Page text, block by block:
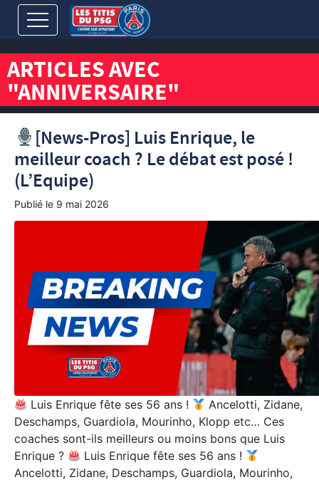
ARTICLES AVEC
"ANNIVERSAIRE"
[News-Pros] Luis Enrique, le
meilleur coach ? Le débat est posé !
(L’Equipe)
Publié le 9 mai 2026
Luis Enrique fête ses 56 ans !
Ancelotti, Zidane,
Deschamps, Guardiola, Mourinho, Klopp etc… Ces
coaches sont-ils meilleurs ou moins bons que Luis
Enrique ?
Luis Enrique fête ses 56 ans !
Ancelotti, Zidane, Deschamps, Guardiola, Mourinho,